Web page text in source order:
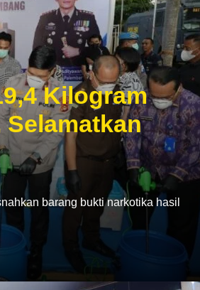
Kilogram
barang bukti narkotika hasil